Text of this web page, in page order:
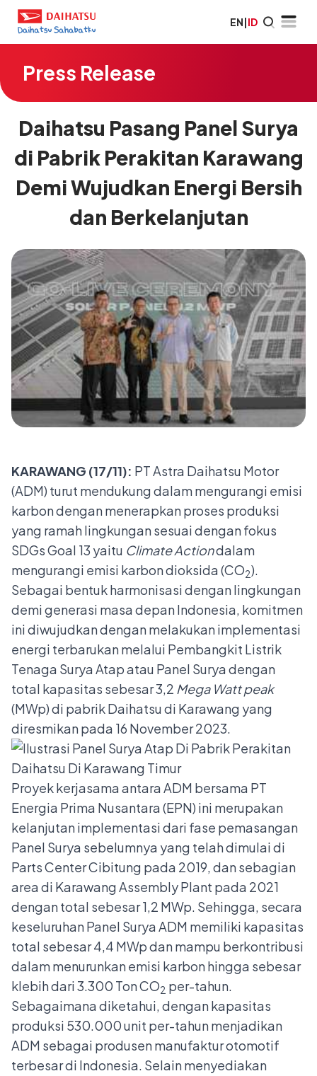
EN|ID
Press Release
Daihatsu Pasang Panel Surya
di Pabrik Perakitan Karawang
Demi Wujudkan Energi Bersih
dan Berkelanjutan
KARAWANG (17/11): PT Astra Daihatsu Motor
(ADM) turut mendukung dalam mengurangi emisi
karbon dengan menerapkan proses produksi
yang ramah lingkungan sesuai dengan fokus
SDGs Goal 13 yaitu Climate Actiondalam
mengurangi emisi karbon dioksida (CO2).
Sebagai bentuk harmonisasi dengan lingkungan
demi generasi masa depan Indonesia, komitmen
ini diwujudkan dengan melakukan implementasi
energi terbarukan melalui Pembangkit Listrik
Tenaga Surya Atap atau Panel Surya dengan
total kapasitas sebesar 3,2 Mega Watt peak
(MWp) di pabrik Daihatsu di Karawang yang
diresmikan pada 16 November 2023.
Proyek kerjasama antara ADM bersama PT
Energia Prima Nusantara (EPN) ini merupakan
kelanjutan implementasi dari fase pemasangan
Panel Surya sebelumnya yang telah dimulai di
Parts Center Cibitung pada 2019, dan sebagian
area di Karawang Assembly Plant pada 2021
dengan total sebesar 1,2 MWp. Sehingga, secara
keseluruhan Panel Surya ADM memiliki kapasitas
total sebesar 4,4 MWp dan mampu berkontribusi
dalam menurunkan emisi karbon hingga sebesar
klebih dari 3.300 Ton CO2 per-tahun.
Sebagaimana diketahui, dengan kapasitas
produksi 530.000 unit per-tahun menjadikan
ADM sebagai produsen manufaktur otomotif
terbesar di Indonesia. Selain menyediakan